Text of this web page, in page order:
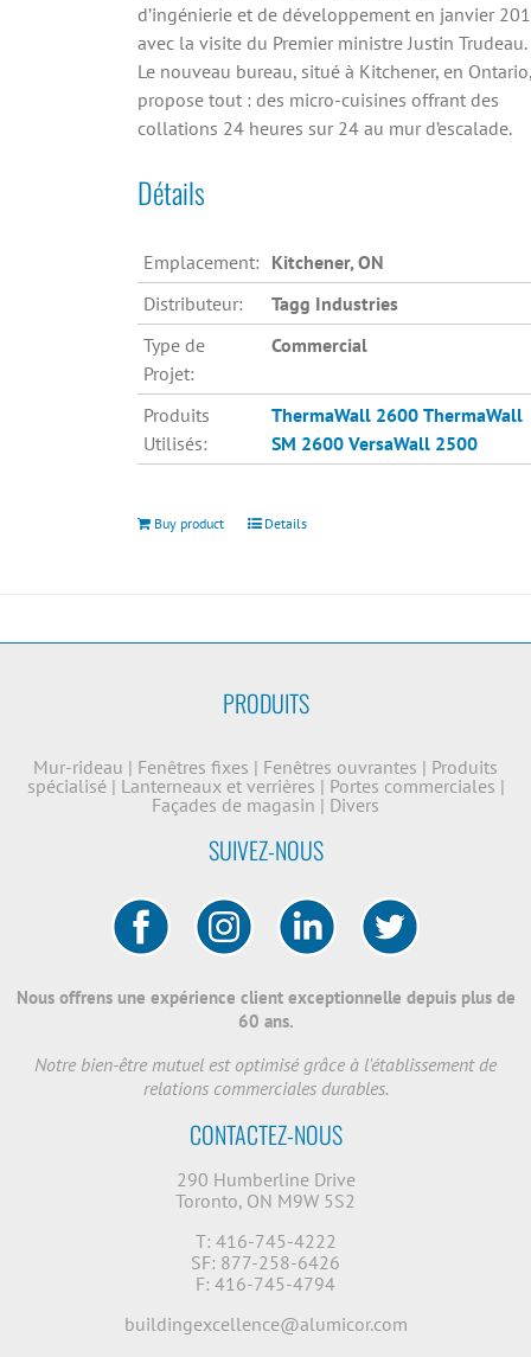
d’ingénierie et de développement en janvier
avec la visite du Premier ministre Justin Trudeau.
Le nouveau bureau, situé à Kitchener, en Ontario,
propose tout : des micro-cuisines offrant des
collations 24 heures sur 24 au mur d’escalade.
Détails
Emplacement: Kitchener, ON
Distributeur:
Tagg Industries
Type de
Projet:
Commercial
Produits
Utilisés:
ThermaWall 2600 ThermaWall
SM 2600 VersaWall 2500
Buy product Details
PRODUITS
Mur-rideau | Fenêtres fixes | Fenêtres ouvrantes | Produits
spécialisé | Lanterneaux et verrières | Portes commerciales |
Façades de magasin | Divers
SUIVEZ-NOUS
Nous offrens une expérience client exceptionnelle depuis plus de
60 ans.
Notre bien-être mutuel est optimisé grâce à l'établissement de
relations commerciales durables.
CONTACTEZ-NOUS
290 Humberline Drive
Toronto, ON M9W 5S2
T: 416-745-4222
SF: 877-258-6426
F: 416-745-4794
buildingexcellence@alumicor.com